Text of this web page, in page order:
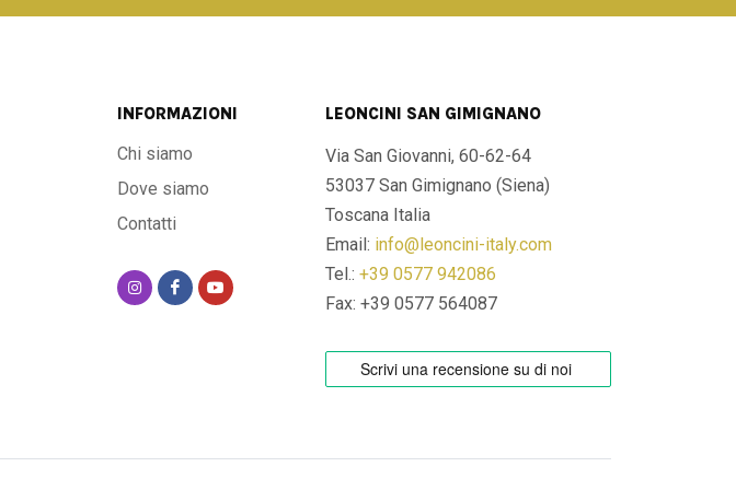
INFORMAZIONI
Chi siamo
Dove siamo
Contatti
LEONCINI SAN GIMIGNANO
Via San Giovanni, 60-62-64
53037 San Gimignano (Siena)
Toscana Italia
Email: info@leoncini-italy.com
Tel.: +39 0577 942086
Fax: +39 0577 564087